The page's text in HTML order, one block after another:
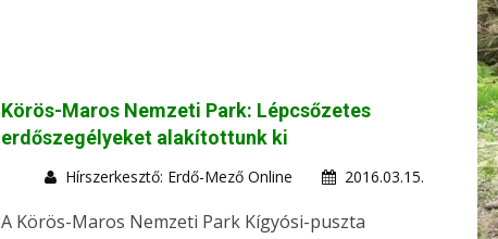
Körös-Maros Nemzeti Park: Lépcsőzetes
erdőszegélyeket alakítottunk ki
Hírszerkesztő: Erdő-Mező Online 2016.03.15.
A Körös-Maros Nemzeti Park Kígyósi-puszta